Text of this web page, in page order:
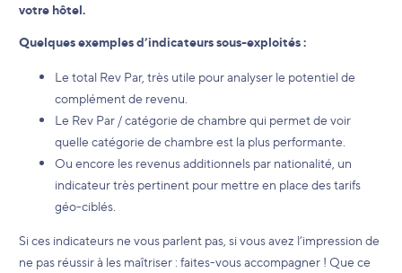
votre hôtel.
Quelques exemples d’indicateurs sous-exploités :
Le total Rev Par, très utile pour analyser le potentiel de
complément de revenu.
Le Rev Par / catégorie de chambre qui permet de voir
quelle catégorie de chambre est la plus performante.
Ou encore les revenus additionnels par nationalité, un
indicateur très pertinent pour mettre en place des tarifs
géo-ciblés.
Si ces indicateurs ne vous parlent pas, si vous avez l’impression de
ne pas réussir à les maîtriser : faites-vous accompagner ! Que ce